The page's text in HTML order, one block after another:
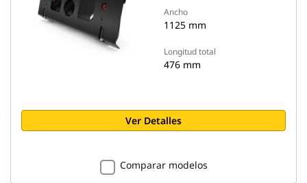
Ancho
1125 mm
Longitud total
476 mm
Ver Detalles
Comparar modelos